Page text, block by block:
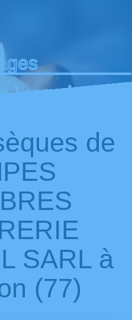
Vergnol
de
SARL à
(77)